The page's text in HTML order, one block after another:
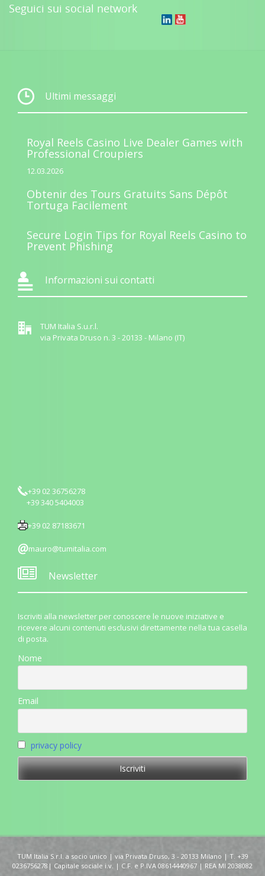
Seguici sui social network
Ultimi messaggi
Royal Reels Casino Live Dealer Games with
Professional Croupiers
12.03.2026
Obtenir des Tours Gratuits Sans Dépôt
Tortuga Facilement
Secure Login Tips for Royal Reels Casino to
Prevent Phishing
Informazioni sui contatti
TUM Italia S.u.r.l.
via Privata Druso n. 3 - 20133 - Milano (IT)
+39 02 36756278
+39 340 5404003
+39 02 87183671
mauro@tumitalia.com
Newsletter
Iscriviti alla newsletter per conoscere le nuove iniziative e
ricevere alcuni contenuti esclusivi direttamente nella tua casella
di posta.
Nome
Email
privacy policy
TUM Italia S.r.l. a socio unico | via Privata Druso, 3 - 20133 Milano | T. +39
0236756278| Capitale sociale i.v. | C.F. e P.IVA 08614440967 | REA MI 2038082